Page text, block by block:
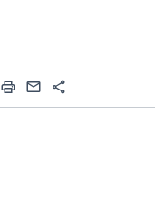
ImprimerEnvoyer par